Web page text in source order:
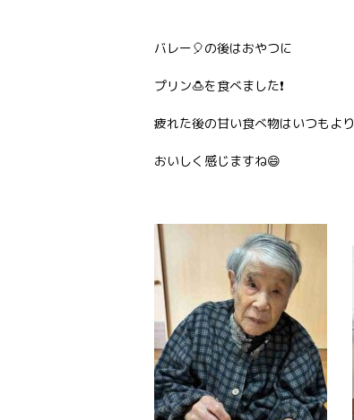
バレー🎈の後はおやつに
プリン🍮を食べました❗
疲れた後の甘い食べ物はいつもより
おいしく感じますね😄